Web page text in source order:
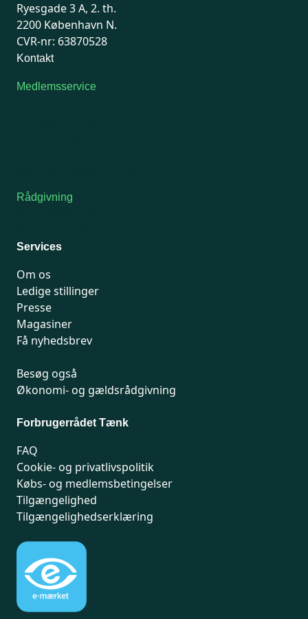
Ryesgade 3 A, 2. th.
2200 København N.
CVR-nr: 63870528
Kontakt
Medlemsservice
Rådgivning
Services
Om os
Ledige stillinger
Presse
Magasiner
Få nyhedsbrev
Besøg også
Økonomi- og gældsrådgivning
Forbrugerrådet Tænk
FAQ
Cookie- og privatlivspolitik
Købs- og medlemsbetingelser
Tilgængelighed
Tilgængelighedserklæring